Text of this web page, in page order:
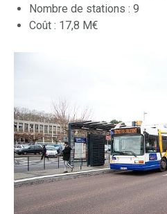
Nombre de stations : 9
Coût : 17,8 M€